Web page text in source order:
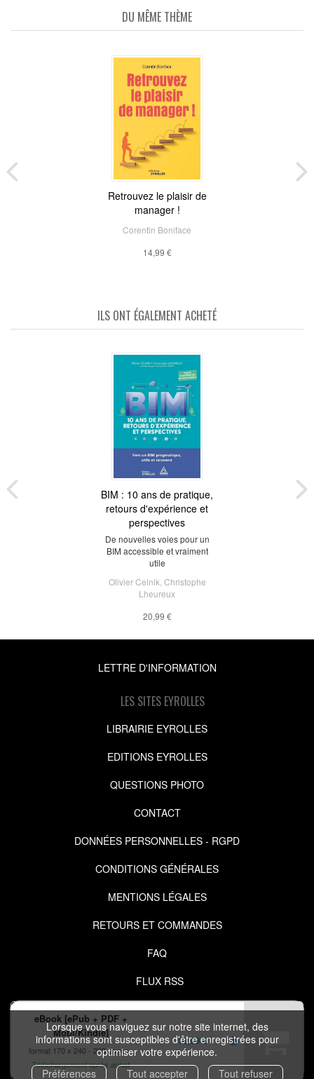
Lorsque vous naviguez sur notre site internet, des
informations sont susceptibles d'être enregistrées pour
optimiser votre expérience.
Préférences
Tout accepter Tout refuser
eBook [ePub + PDF +
Mobi/Kindle]
format 170 x 240
208 pages
Téléchargement après achat
19,99 €
DU MÊME THÈME
Retrouvez le plaisir de
manager !
Corentin Boniface
14,99 €
ILS ONT ÉGALEMENT ACHETÉ
BIM : 10 ans de pratique,
retours d'expérience et
perspectives
De nouvelles voies pour un
BIM accessible et vraiment
utile
Olivier Celnik Christophe
Lheureux
20,99 €
LETTRE D'INFORMATION
LES SITES EYROLLES
LIBRAIRIE EYROLLES
EDITIONS EYROLLES
QUESTIONS PHOTO
CONTACT
DONNÉES PERSONNELLES - RGPD
CONDITIONS GÉNÉRALES
MENTIONS LÉGALES
RETOURS ET COMMANDES
FAQ
FLUX RSS
COPYRIGHT © 2026 IZIBOOK.EYROLLES.COM ET NUXOS PUBLISHING
TECHNOLOGIES.IZIBOOK® IZIBOOKS®SONT DES MARQUES DÉPOSÉES